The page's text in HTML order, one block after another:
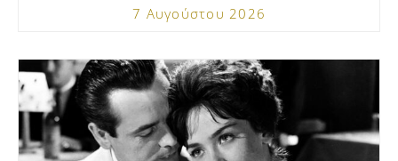
7 Αυγούστου 2026